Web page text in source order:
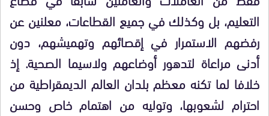
التعليم، بل وكذلك في جميع القطاعات، معلنين عن
رفضهم الاستمرار في إقصائهم وتهميشهم، دون
أدنى مراعاة لتدهور أوضاعهم ولاسيما الصحية. إذ
خلافا لما تكنه معظم بلدان العالم الديمقراطية من
احترام لشعوبها، وتوليه من اهتمام خاص وحسن